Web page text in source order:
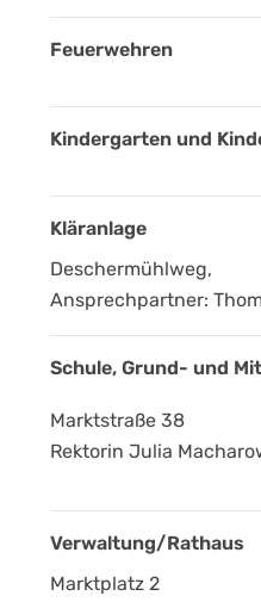
Feuerwehren
Kindergarten und
Kläranlage
Deschermühlweg,
Ansprechpartner:
Schule, Grund- und
Marktstraße 38
Rektorin Julia
Verwaltung/Rathaus
Marktplatz 2